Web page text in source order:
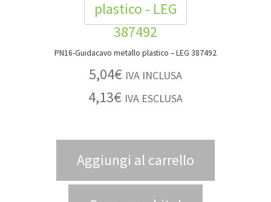
PN16-Guidacavo metallo plastico – LEG 387492
5,04€ IVA INCLUSA
4,13€ IVA ESCLUSA
Aggiungi al carrello